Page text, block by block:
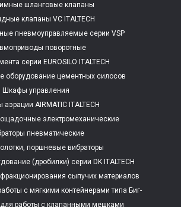
шланговые клапаны
клапаны VC ITALTECH
пневмоуправляемые серии VSP
поворотные
серии EUROSILO ITALTECH
оборудование цементных силосов
Шкафы управления
AIRMATIC ITALTECH
электромеханические
пневматические
поршневые вибраторы
(дробилки) серии DK ITALTECH
сыпучих материалов
с мягкими контейнерами типа Биг-
Бэг
работы с клапанными мешками